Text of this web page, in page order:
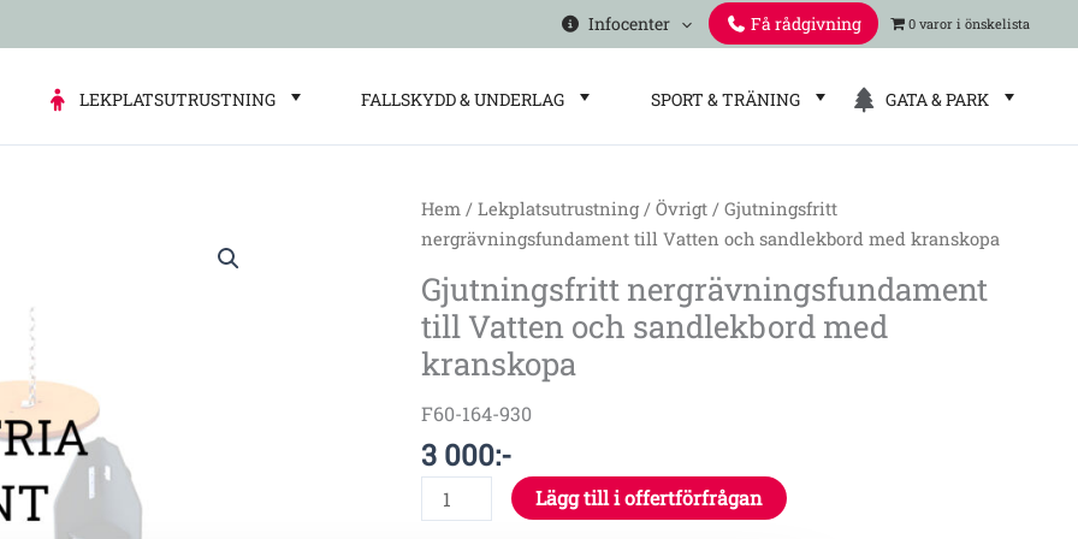
Infocenter Få rådgivning 0 varor
LEKPLATSUTRUSTNING FALLSKYDD & UNDERLAG SPORT & TRÄNING GATA & PARK
Hem /Lekplatsutrustning /Övrigt / Gjutningsfritt
nergrävningsfundament till Vatten och sandlekbord med kranskopa
Gjutningsfritt nergrävningsfundament
till Vatten och sandlekbord med
kranskopa
F60-164-930
3 000:-
Gjutningsfritt
till
Vatten
och
sandlekbord
med
kranskopa
mängd
Lägg till i offertförfrågan